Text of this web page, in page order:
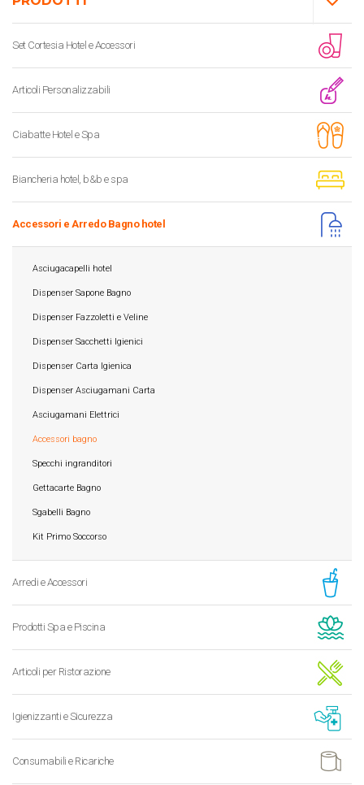
Set Cortesia Hotel e Accessori
Articoli Personalizzabili
Ciabatte Hotel e Spa
Biancheria hotel, b&b e spa
Accessori e Arredo Bagno hotel
Asciugacapelli hotel
Dispenser Sapone Bagno
Dispenser Fazzoletti e Veline
Dispenser Sacchetti Igienici
Dispenser Carta Igienica
Dispenser Asciugamani Carta
Asciugamani Elettrici
Accessori bagno
Specchi ingranditori
Gettacarte Bagno
Sgabelli Bagno
Kit Primo Soccorso
Arredi e Accessori
Prodotti Spa e Piscina
Articoli per Ristorazione
Igienizzanti e Sicurezza
Consumabili e Ricariche